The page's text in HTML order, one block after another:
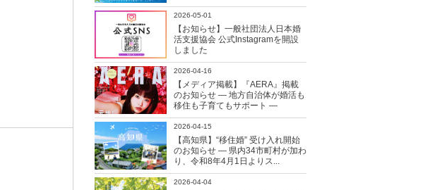
2026-05-01
【お知らせ】一般社団法人日本婚
活支援協会 公式Instagramを開設
しました
2026-04-16
【メディア掲載】『AERA』掲載
のお知らせ ― 地方自治体が婚活も
移住も子育てもサポート ―
2026-04-15
【高知県】“移住婚” 受け入れ開始
のお知らせ ― 県内34市町村が加わ
り、令和8年4月1日よりス...
2026-04-04